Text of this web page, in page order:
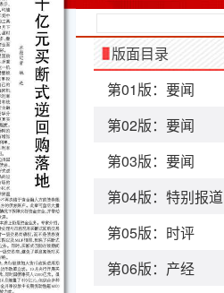
版面目录
第01版：要闻
第02版：要闻
第03版：要闻
第04版：特别报道
第05版：时评
第06版：产经